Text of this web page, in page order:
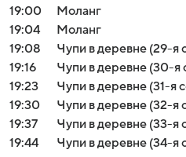
19:00
Моланг
19:04
Моланг
19:08
Чупи в деревне (29-я
19:16
Чупи в деревне (30-я
19:23
Чупи в деревне (31-я
19:30
Чупи в деревне (32-я
19:37
Чупи в деревне (33-я
19:44
Чупи в деревне (34-я